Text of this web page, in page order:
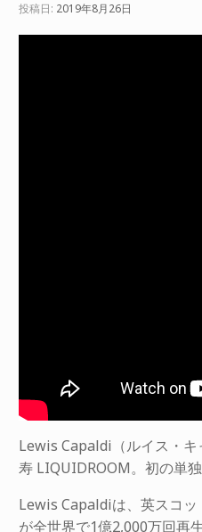
投稿日: 2019年8月26日
Lewis Capaldi（ルイス・キ
寿 LIQUIDROOM。初の単
Lewis Capaldiは、英スコッ
が全世界で1億2,000万回再